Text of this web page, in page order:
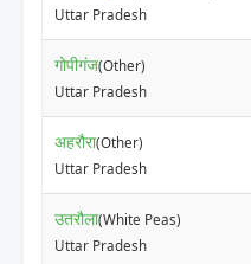
Uttar Pradesh
गोपीगंज(Other)
Uttar Pradesh
अहरौरा(Other)
Uttar Pradesh
उतरौला(White Peas)
Uttar Pradesh